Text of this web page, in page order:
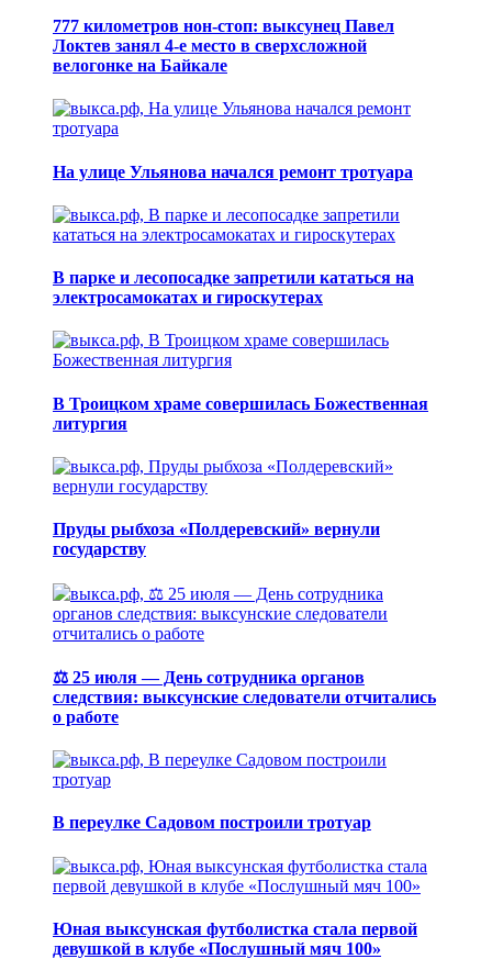
777 километров нон-стоп: выксунец Павел
Локтев занял 4-е место в сверхсложной
велогонке на Байкале
На улице Ульянова начался ремонт тротуара
В парке и лесопосадке запретили кататься на
электросамокатах и гироскутерах
В Троицком храме совершилась Божественная
литургия
Пруды рыбхоза «Полдеревский» вернули
государству
⚖️ 25 июля — День сотрудника органов
следствия: выксунские следователи отчитались
о работе
В переулке Садовом построили тротуар
Юная выксунская футболистка стала первой
девушкой в клубе «Послушный мяч 100»